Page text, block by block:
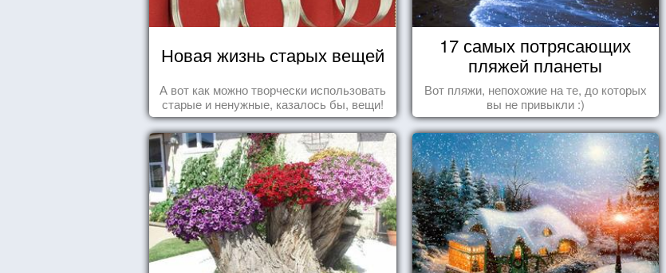
Новая жизнь старых вещей
А вот как можно творчески использовать
старые и ненужные, казалось бы, вещи!
17 самых потрясающих
пляжей планеты
Вот пляжи, непохожие на те, до которых
вы не привыкли :)